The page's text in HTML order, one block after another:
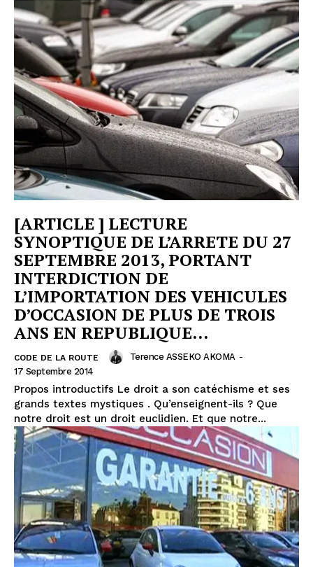
[ARTICLE ] LECTURE
SYNOPTIQUE DE L’ARRETE DU 27
SEPTEMBRE 2013, PORTANT
INTERDICTION DE
L’IMPORTATION DES VEHICULES
D’OCCASION DE PLUS DE TROIS
ANS EN REPUBLIQUE...
CODE DE LA ROUTE Terence ASSEKO AKOMA -
17 Septembre 2014
Propos introductifs Le droit a son catéchisme et ses
grands textes mystiques . Qu’enseignent-ils ? Que
notre droit est un droit euclidien. Et que notre...